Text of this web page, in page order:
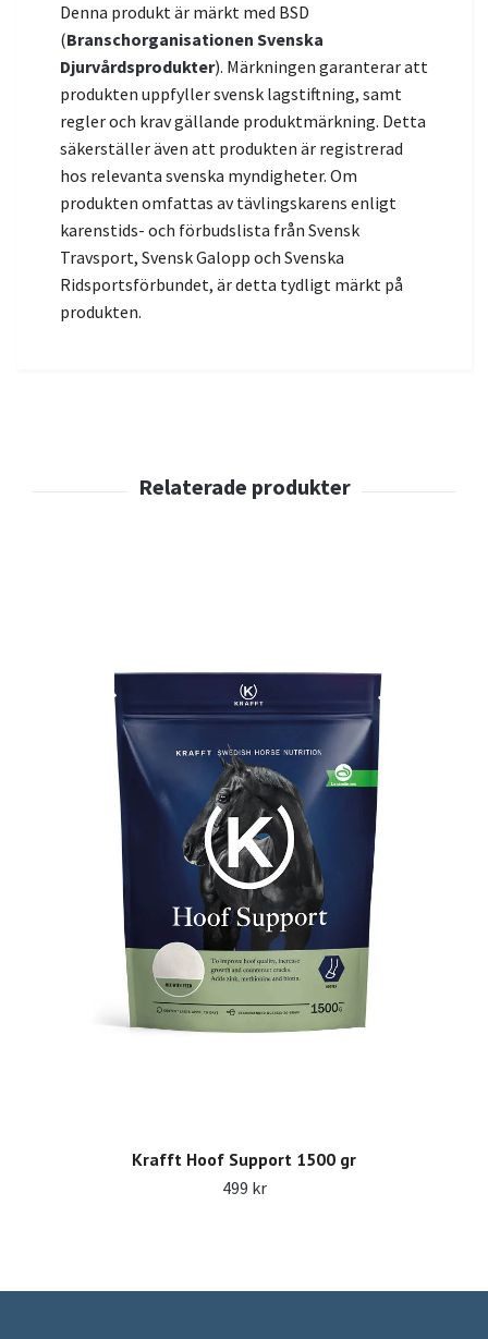
Denna produkt är märkt med BSD
(Branschorganisationen Svenska
Djurvårdsprodukter). Märkningen garanterar att
produkten uppfyller svensk lagstiftning, samt
regler och krav gällande produktmärkning. Detta
säkerställer även att produkten är registrerad
hos relevanta svenska myndigheter. Om
produkten omfattas av tävlingskarens enligt
karenstids- och förbudslista från Svensk
Travsport, Svensk Galopp och Svenska
Ridsportsförbundet, är detta tydligt märkt på
produkten.
Krafft Hoof Support 1500 gr
499 kr